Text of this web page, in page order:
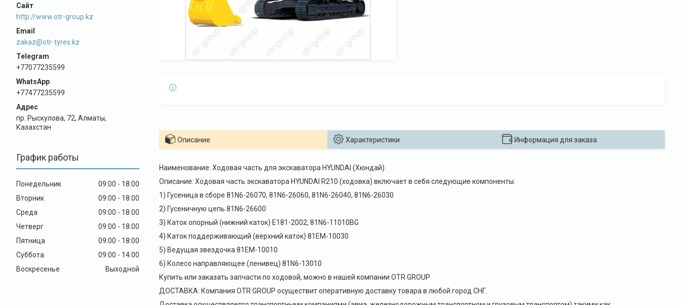
http://www.otr-group.kz
zakaz@otr-tyres.kz
+77077235599
+77477235599
пр. Рыскулова, 72, Алматы,
Казахстан
График работы
Понедельник 09:00
18:00
Вторник
09:00
18:00
Среда
09:00
18:00
Четверг
09:00
18:00
Пятница
09:00
18:00
Суббота
09:00
14:00
Воскресенье
Выходной
Описание Характеристики Информация для заказа
Наименование: Ходовая часть для экскаватора HYUNDAI (Хюндай)
Описание: Ходовая часть экскаватора HYUNDAI R210 (ходовка) включает в себя следующие компоненты:
1) Гусеница в сборе 81N6-26070, 81N6-26060, 81N6-26040, 81N6-26030
2) Гусеничную цепь 81N6-26600
3) Каток опорный (нижний каток) E181-2002, 81N6-11010BG
4) Каток поддерживающий (верхний каток) 81EM-10030
5) Ведущая звездочка 81EM-10010
6) Колесо направляющее (ленивец) 81N6-13010
Купить или заказать запчасти по ходовой, можно в нашей компании OTR GROUP
ДОСТАВКА: Компания OTR GROUP осуществит оперативную доставку товара в любой город СНГ.